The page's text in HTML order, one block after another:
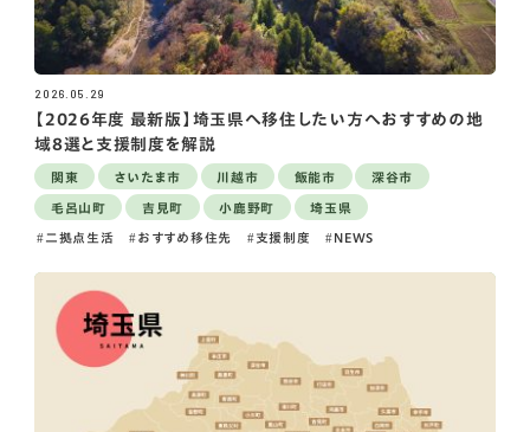
2026.05.29
【2026年度 最新版】埼玉県へ移住したい方へおすすめの地
域8選と支援制度を解説
関東 さいたま市 川越市 飯能市 深谷市
毛呂山町 吉見町 小鹿野町 埼玉県
二拠点生活 おすすめ移住先 支援制度 NEWS